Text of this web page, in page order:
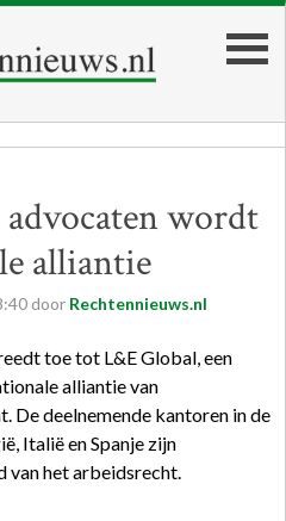
wordt
alliantie
door Rechtennieuws.nl
toe tot L&E Global, een
alliantie van
De deelnemende kantoren in de
Italië en Spanje zijn
van het arbeidsrecht.